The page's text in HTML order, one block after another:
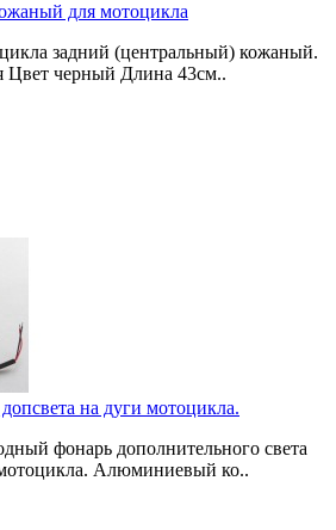
для мотоцикла
задний (центральный) кожаный.
Цвет черный Длина 43см..
на дуги мотоцикла.
фонарь дополнительного света
Алюминиевый ко..